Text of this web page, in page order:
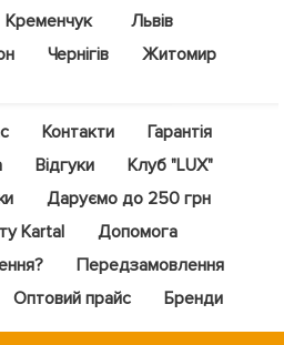
Кременчук
Львів
Чернігів Житомир
Контакти
Гарантія
Відгуки
Клуб "LUX"
Даруємо до 250 грн
Kartal
Допомога
Передзамовлення
Оптовий прайс Бренди